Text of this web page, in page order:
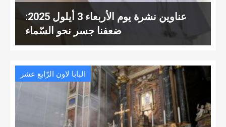
عناوين نشرة يوم الأربعاء 3 أيلول 2025:
ضعفنا جسر نحو السّماء
البابا لاون الرّابع عشر